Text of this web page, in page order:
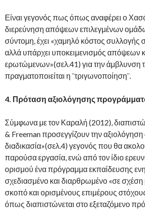
Είναι γεγονός πως όπως αναφέρει ο
διερεύνηση απόψεων επιλεγμένων
σύντομη, έχει «χαμηλό κόστος συλλογής
αλλά υπάρχει υποκειμενισμός απόψεων
ερωτώμενων»(σελ.41) για την άμβλυνση
πραγματοποιείται η ¨τριγωνοποίηση¨.
4. Πρόταση αξιολόγησης
Σύμφωνα με τον Καραλή (2012),
& Freeman προσεγγίζουν την αξιολόγηση
διαδικασία»(σελ.4) γεγονός που θα
παρούσα εργασία, ενώ από τον ίδιο
ορισμού ένα πρόγραμμα εκπαίδευσης
σχεδιασμένο και διαρθρωμένο «σε σχέση
σκοπό και ορισμένους επιμέρους
όπως διαπιστώνεται στο εξεταζόμενο